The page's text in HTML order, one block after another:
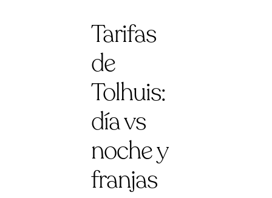
Tarifas
de
Tolhuis:
día vs
noche y
franjas